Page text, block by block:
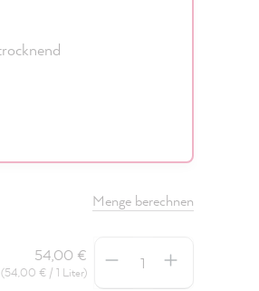
Menge berechnen
54,00 €
(54,00 € / 1 Liter)